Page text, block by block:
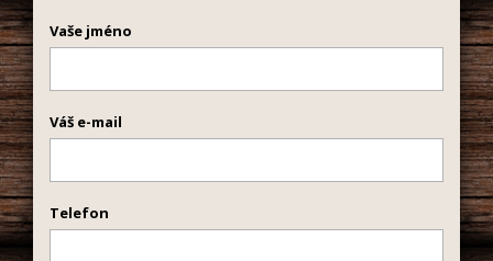
Vaše jméno
Váš e-mail
Telefon